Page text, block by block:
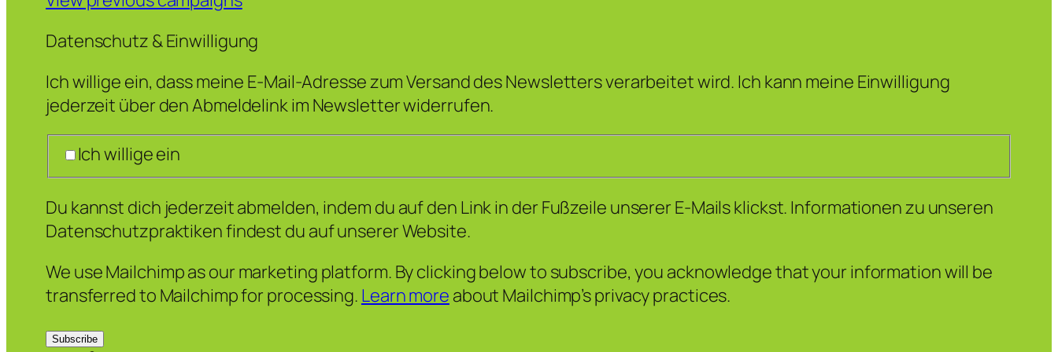
Datenschutz & Einwilligung
Ich willige ein, dass meine E-Mail-Adresse zum Versand des Newsletters verarbeitet wird. Ich kann meine Einwilligung
jederzeit über den Abmeldelink im Newsletter widerrufen.
Ich willige ein
Du kannst dich jederzeit abmelden, indem du auf den Link in der Fußzeile unserer E-Mails klickst. Informationen zu unseren
Datenschutzpraktiken findest du auf unserer Website.
We use Mailchimp as our marketing platform. By clicking below to subscribe, you acknowledge that your information will be
transferred to Mailchimp for processing. Learn more about Mailchimp’s privacy practices.